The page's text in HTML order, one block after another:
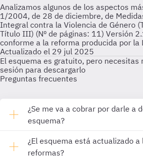
Analizamos algunos de los aspectos
1/2004, de 28 de diciembre, de
Integral contra la Violencia de Género
Título III) (Nº de páginas: 11) Versión
conforme a la reforma producida por la
Actualizado el 29 jul 2025
El esquema es gratuito, pero
sesión para descargarlo
Preguntas frecuentes
¿Se me va a cobrar por darle a
esquema?
¿El esquema está actualizado
reformas?